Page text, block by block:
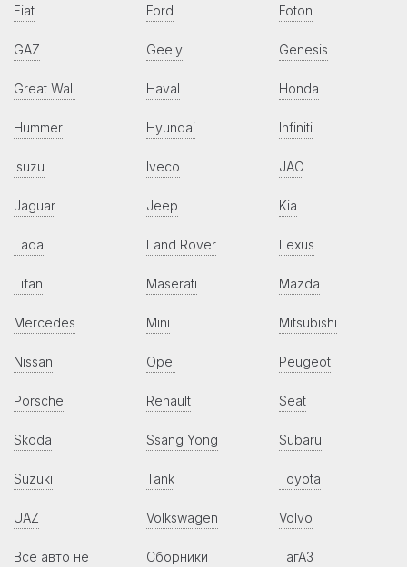
Fiat Ford Foton
GAZ Geely Genesis
Great Wall Haval Honda
Hummer Hyundai Infiniti
Isuzu Iveco JAC
Jaguar Jeep Kia
Lada Land Rover Lexus
Lifan Maserati Mazda
Mercedes Mini Mitsubishi
Nissan Opel Peugeot
Porsche Renault Seat
Skoda Ssang Yong Subaru
Suzuki Tank Toyota
UAZ Volkswagen Volvo
Все авто не Сборники ТагАЗ